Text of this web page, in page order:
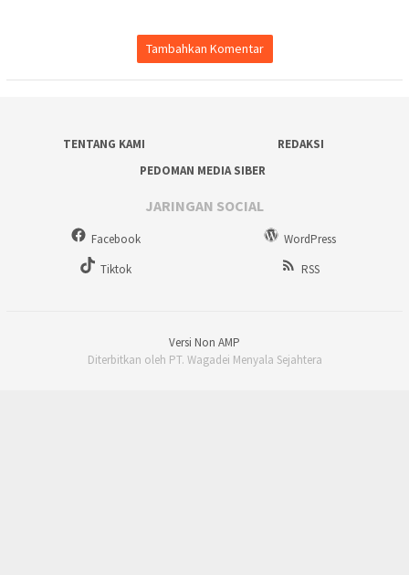
Tambahkan Komentar
TENTANG KAMI
REDAKSI
PEDOMAN MEDIA SIBER
JARINGAN SOCIAL
Facebook
WordPress
Tiktok
RSS
Versi Non AMP
Diterbitkan oleh PT. Wagadei Menyala Sejahtera